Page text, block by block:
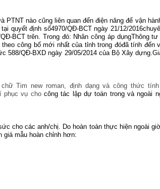
nào cũng liên quan đến điện năng để vận
quyết định số4970/QĐ-BCT ngày 21/12/
BCT trên. Trong đó: Nhân công áp dụngThông
công bố mới nhất của tỉnh trong đóđã tính
588/QĐ-BXD ngày 29/05/2014 của Bộ Xây
Tim new roman, định dạng và công thức
phục vụ cho công tác lập dự toán trong và ngoài
cho các anh/chị. Do hoàn toàn thực hiện ngoài
giá mẫu hoàn chỉnh hơn: